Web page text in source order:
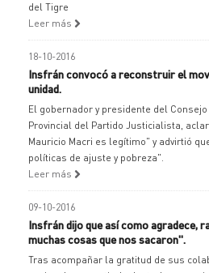
del Tigre
Leer más
18-10-2016
Insfrán convocó a reconstruir el
unidad.
El gobernador y presidente del
Provincial del Partido Justicialista,
Mauricio Macri es legítimo" y advirtió
políticas de ajuste y pobreza".
Leer más
09-10-2016
Insfrán dijo que así como agradece,
muchas cosas que nos sacaron".
Tras acompañar la gratitud de sus